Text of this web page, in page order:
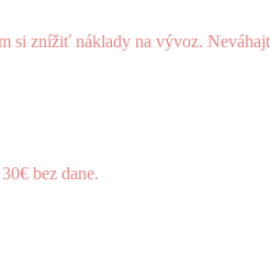
si znížiť náklady na vývoz.
bez dane.